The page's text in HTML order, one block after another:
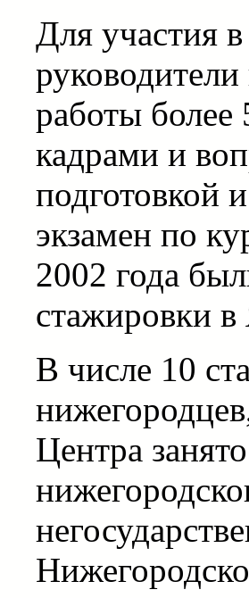
Для участия
работы
кадрами и
подготовкой
экзамен по
2002 года
стажировки
В числе 10
Центра